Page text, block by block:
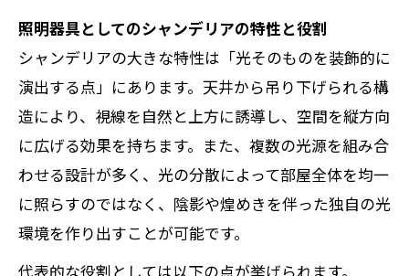
照明器具としてのシャンデリアの特性と役割
シャンデリアの大きな特性は「光そのものを装飾的に
演出する点」にあります。天井から吊り下げられる構
造により、視線を自然と上方に誘導し、空間を縦方向
に広げる効果を持ちます。また、複数の光源を組み合
わせる設計が多く、光の分散によって部屋全体を均一
に照らすのではなく、陰影や煌めきを伴った独自の光
環境を作り出すことが可能です。
代表的な役割としては以下の点が挙げられます。